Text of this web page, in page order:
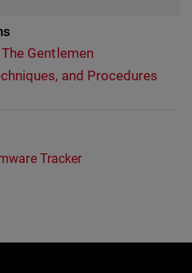
Gentlemen
and Procedures
Tracker